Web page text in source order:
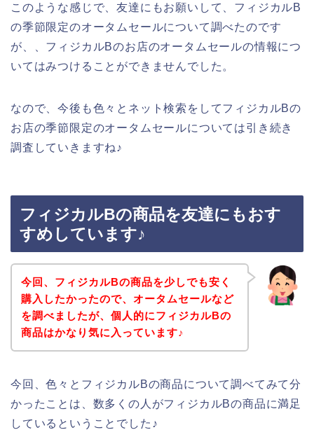
このような感じで、友達にもお願いして、フィジカルB
の季節限定のオータムセールについて調べたのです
が、、フィジカルBのお店のオータムセールの情報につ
いてはみつけることができませんでした。
なので、今後も色々とネット検索をしてフィジカルBの
お店の季節限定のオータムセールについては引き続き
調査していきますね♪
フィジカルBの商品を友達にもおす
すめしています♪
今回、フィジカルBの商品を少しでも安く
購入したかったので、オータムセールなど
を調べましたが、個人的にフィジカルBの
商品はかなり気に入っています♪
今回、色々とフィジカルBの商品について調べてみて分
かったことは、数多くの人がフィジカルBの商品に満足
しているということでした♪